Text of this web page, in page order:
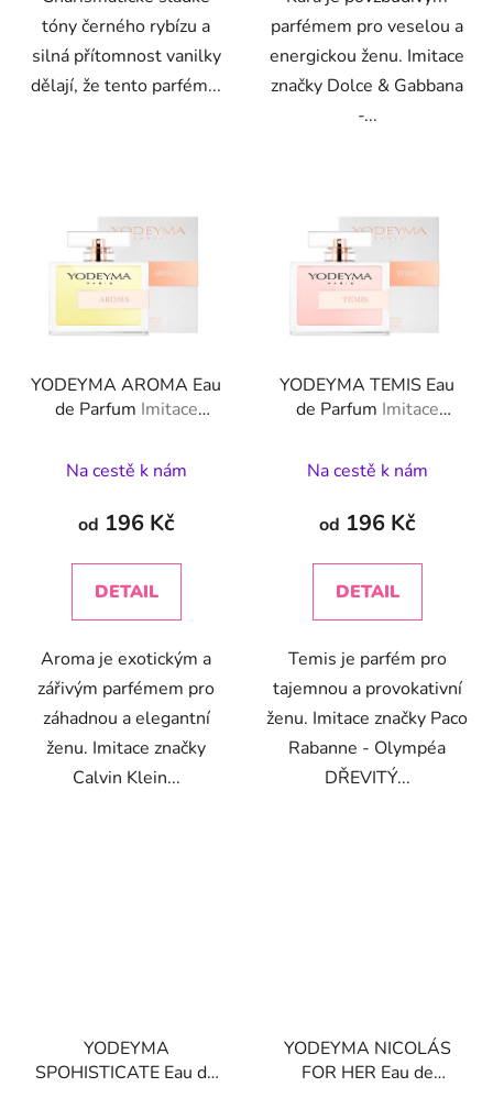
tóny černého rybízu a
silná přítomnost vanilky
dělají, že tento parfém...
parfémem pro veselou a
energickou ženu. Imitace
značky Dolce & Gabbana
-...
YODEYMA AROMA Eau
de Parfum Imitace
Euphoria
Na cestě k nám
od 196 Kč
DETAIL
Aroma je exotickým a
zářivým parfémem pro
záhadnou a elegantní
ženu. Imitace značky
Calvin Klein...
YODEYMA TEMIS Eau
de Parfum Imitace
Olympéa
Na cestě k nám
od 196 Kč
DETAIL
Temis je parfém pro
tajemnou a provokativní
ženu. Imitace značky Paco
Rabanne - Olympéa
DŘEVITÝ...
YODEYMA
SPOHISTICATE Eau de
YODEYMA NICOLÁS
FOR HER Eau de